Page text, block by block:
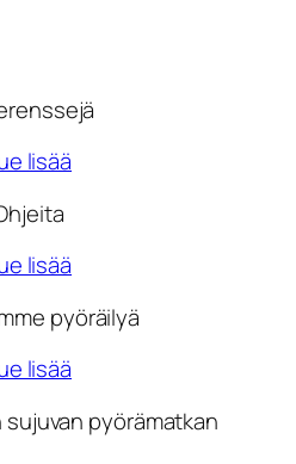
lisää
lisää
pyöräilyä
lisää
pyörämatkan